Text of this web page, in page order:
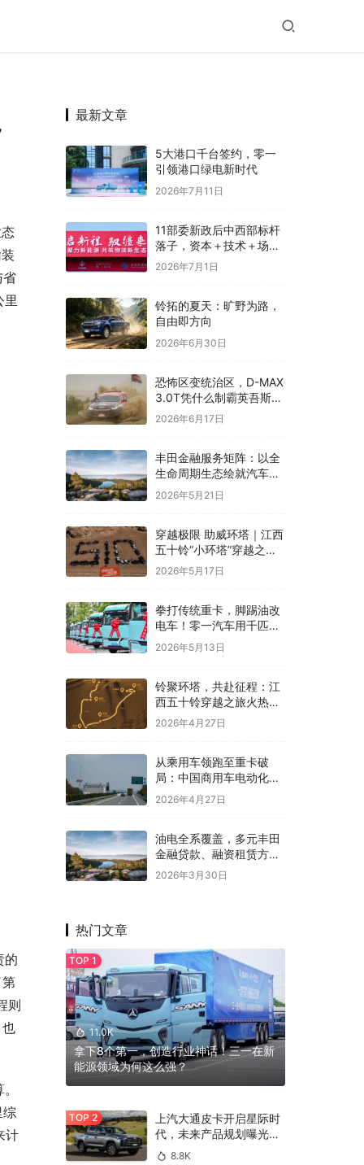
省
里
的
则
综
计
最新文章
5大港口千台签约，零一
引领港口绿电新时代
2026年7月11日
11部委新政后中西部标杆
落子，资本＋技术＋场景
共同按下新能源重卡加速
2026年7月1日
铃拓的夏天：旷野为路，
自由即方向
2026年6月30日
恐怖区变统治区，D-MAX
3.0T凭什么制霸英吾斯
塘？
2026年6月17日
丰田金融服务矩阵：以全
生命周期生态绘就汽车消
费多元化新蓝图
2026年5月21日
穿越极限 助威环塔｜江西
五十铃“小环塔”穿越之旅
圆满收官
2026年5月17日
拳打传统重卡，脚踢油改
电车！零一汽车用千匹马
力破局山区重载难题
2026年5月13日
铃聚环塔，共赴征程：江
西五十铃穿越之旅火热招
募中
2026年4月27日
从乘用车领跑至重卡破
局：中国商用车电动化的
底层革命
2026年4月27日
油电全系覆盖，多元丰田
金融贷款、融资租赁方案
助力车市回暖
2026年3月30日
热门文章
11.0K
拿下8个第一，创造行业神话！三一在新
能源领域为何这么强？
上汽大通皮卡开启星际时
代，未来产品规划曝光，
国内国际齐发力
8.8K